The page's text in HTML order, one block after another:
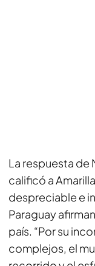
La respuesta de
calificó a
despreciable e
Paraguay
país. “Por su
complejos, el